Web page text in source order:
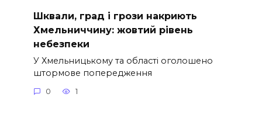
Шквали, град і грози накриють
Хмельниччину: жовтий рівень
небезпеки
У Хмельницькому та області оголошено
штормове попередження
0 1